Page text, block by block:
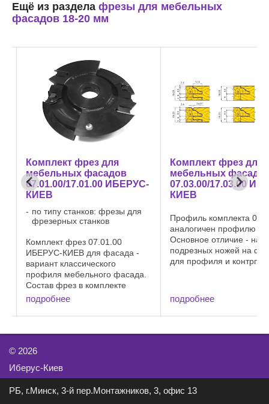
Ещё из раздела фрезы для мебельных
фасадов 18-20 мм
Комплект фрез для
мебельных фасадов
07.01.00/17.01.00 ИБЕРУС-
КИЕВ
по типу станков: фрезы для
фрезерных станков
Комплект фрез 07.01.00
ИБЕРУС-КИЕВ для фасада -
вариант классического
профиля мебельного фасада.
Состав фрез в комплекте
позволяет производить глухие
фасады, фасады по стеклом.
Также комплект фрез может
подробнее
Комплект фрез для
мебельных
07.03.00/17.03.00
КИЕВ
Профиль комплекта
аналогичен профилю
Основное отличие -
подрезных ножей на
для профиля и
элементов фасада.
Особенность комплекта
профиль и контпрофиль
подробнее
© 2026
Иберус-Киев
РБ, г.Минск, 3-й пер.Монтажников, 3, офис 13